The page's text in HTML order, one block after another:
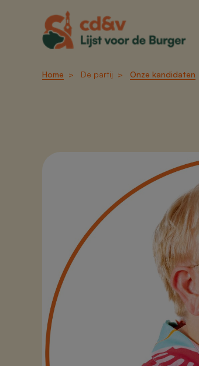
Home De partij Onze kandidaten